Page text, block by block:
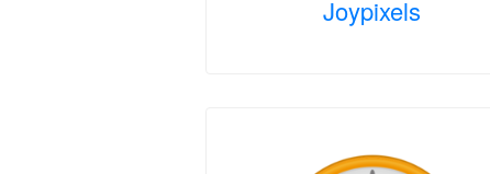
Joypixels